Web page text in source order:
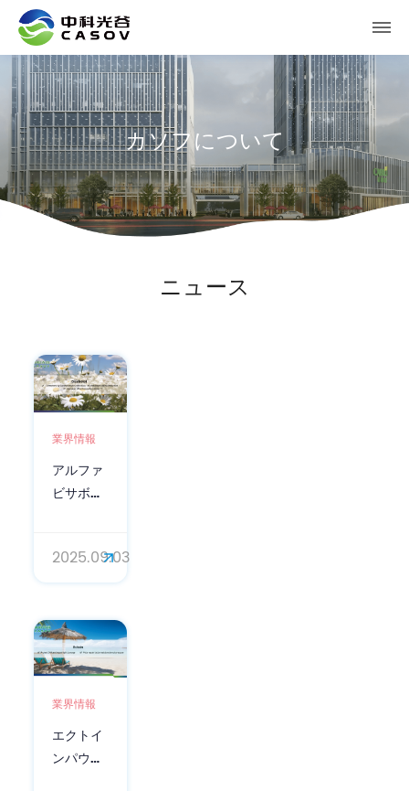
カソフについて
ニュース
業界情報
アルファ
ビサボロ
（CAS番
26-1）：
総合ガイ
ド
2025.09.03
業界情報
エクトイ
ンパウダ